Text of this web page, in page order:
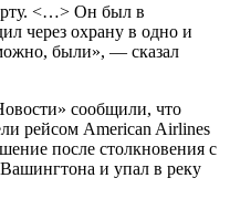
<…> Он был в
через охрану в одно и
были», — сказал
сообщили, что
рейсом American Airlines
после столкновения с
и упал в реку